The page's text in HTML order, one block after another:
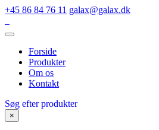
+45 86 84 76 11 galax@galax.dk
Forside
Produkter
Om os
Kontakt
Søg efter produkter
×